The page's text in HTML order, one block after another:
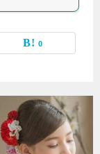
0